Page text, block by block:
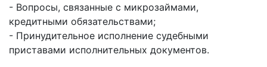
- Вопросы, связанные с микрозаймами,
кредитными обязательствами;
- Принудительное исполнение судебными
приставами исполнительных документов.